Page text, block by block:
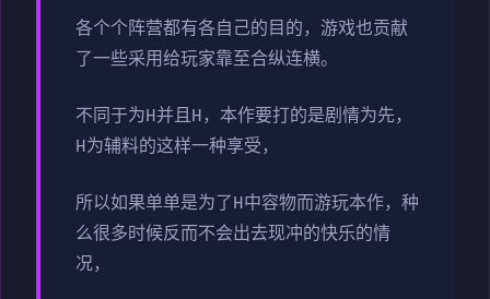
各个个阵营都有各自己的目的，游戏也贡献
了一些采用给玩家靠至合纵连横。
不同于为H并且H，本作要打的是剧情为先，
H为辅料的这样一种享受，
所以如果单单是为了H中容物而游玩本作，种
么很多时候反而不会出去现冲的快乐的情
况，